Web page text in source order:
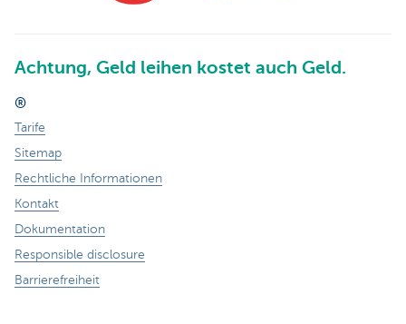
Achtung, Geld leihen kostet auch Geld.
®
Tarife
Sitemap
Rechtliche Informationen
Kontakt
Dokumentation
Responsible disclosure
Barrierefreiheit